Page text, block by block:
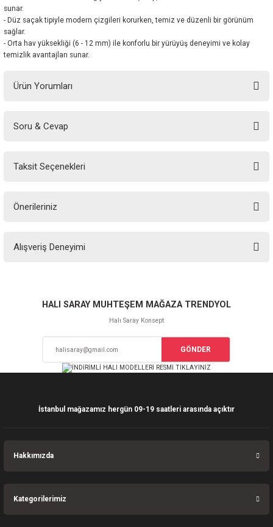
sunar.
- Düz saçak tipiyle modern çizgileri korurken, temiz ve düzenli bir görünüm
sağlar.
- Orta hav yüksekliği (6 - 12 mm) ile konforlu bir yürüyüş deneyimi ve kolay
temizlik avantajları sunar.
Ürün Yorumları
Soru & Cevap
Taksit Seçenekleri
Önerileriniz
yetersiz gördüğünüz noktaları öneri formunu kullanarak tarafımıza
Ürün resmi kalitesiz, bozuk veya görüntülenemiyor.
Ürün açıklamasında eksik bilgiler bulunuyor.
Bu ürüne benzer farklı alternatifler olmalı.
Alışveriş Deneyimi
Sitemize ilk yorumu siz yapın!
HALI SARAY MUHTEŞEM MAĞAZA TRENDYOL
Halı Saray Konsept
GÖNDER
İstanbul mağazamız hergün 09-19 saatleri arasında açıktır
Hakkımızda
Kategorilerimiz